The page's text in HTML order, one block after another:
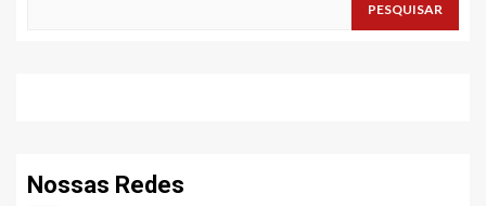
PESQUISAR
Nossas Redes